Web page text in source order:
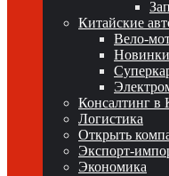
Китайские
Вело-
Консалтинг в
Логистика
Открыть
Экспорт-
Экономика